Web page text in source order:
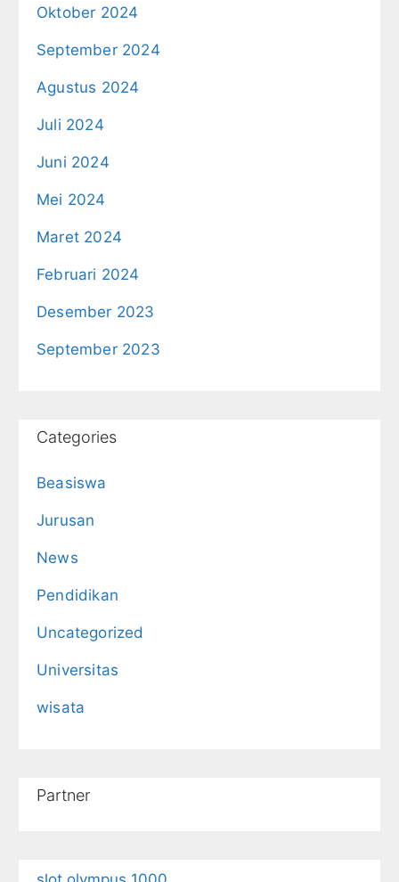
Oktober 2024
September 2024
Agustus 2024
Juli 2024
Juni 2024
Mei 2024
Maret 2024
Februari 2024
Desember 2023
September 2023
Categories
Beasiswa
Jurusan
News
Pendidikan
Uncategorized
Universitas
wisata
Partner